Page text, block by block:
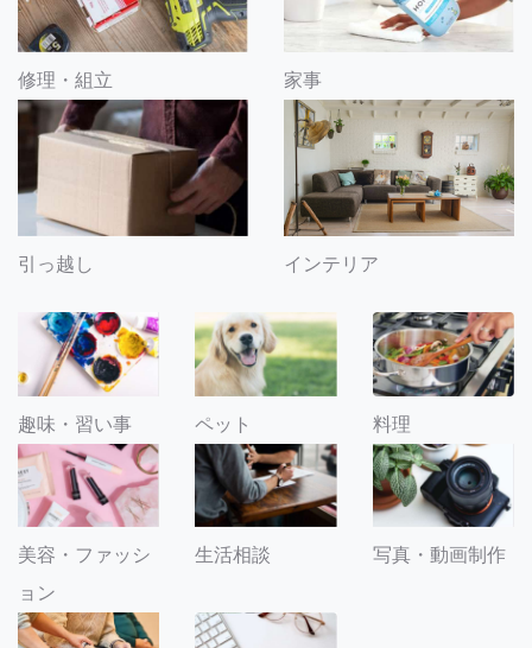
修理・組立 家事
引っ越し インテリア
趣味・習い事 ペット 料理
美容・ファッシ
ョン
生活相談 写真・動画制作